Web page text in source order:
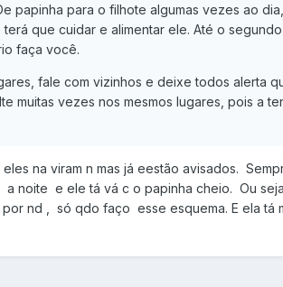
papinha para o filhote algumas vezes ao
que cuidar e alimentar ele. Até o
faça você.
fale com vizinhos e deixe todos alerta
muitas vezes nos mesmos lugares, pois a
na viram n mas já eestão avisados.
noite e ele tá vá c o papinha cheio. Ou
nd , só qdo faço esse esquema. E ela